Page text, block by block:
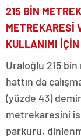
215 BİN
METREKARESİ
KULLANIMI
Uraloğlu 215
hattın da
(yüzde 43)
metrekaresini
parkuru,